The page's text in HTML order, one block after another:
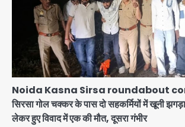
Noida Kasna Sirsa roundabout
सिरसा गोल चक्कर के पास दो सहकर्मियों में खूनी
लेकर हुए विवाद में एक की मौत, दूसरा गंभीर